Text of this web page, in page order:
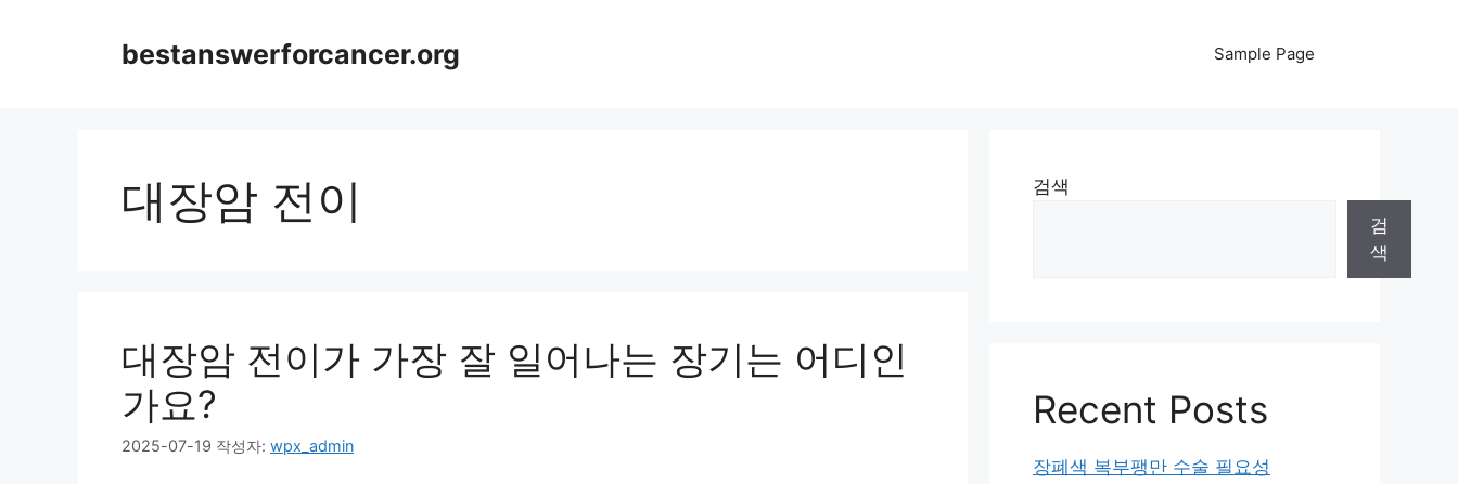
bestanswerforcancer.org Sample Page
대장암 전이
대장암 전이가 가장 잘 일어나는 장기는 어디인
가요?
2025-07-19 작성자: wpx_admin
검색
검
색
Recent Posts
장폐색 복부팽만 수술 필요성